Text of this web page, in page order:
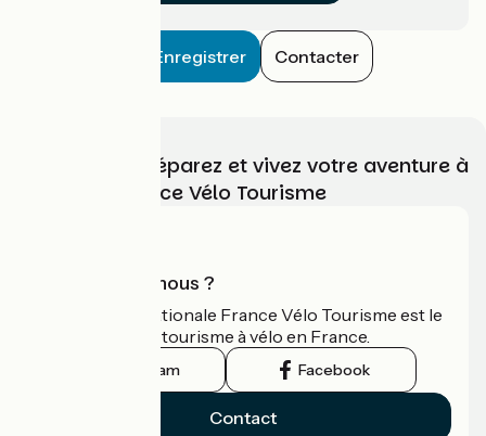
Enregistrer Contacter
Choisissez, préparez et vivez votre aventure à
vélo avec France Vélo Tourisme
Qui sommes-nous ?
L'association nationale France Vélo Tourisme est le
guide officiel du tourisme à vélo en France.
Instagram Facebook
Contact